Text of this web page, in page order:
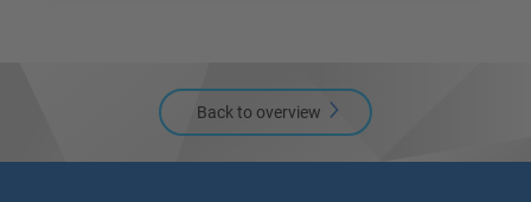
Back to overview